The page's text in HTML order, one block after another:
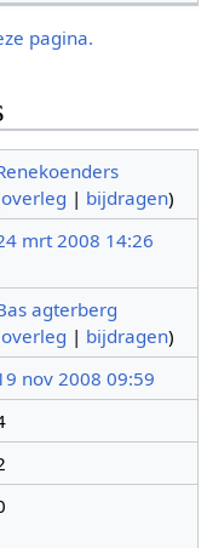
pagina.
overleg | bijdragen)
mrt 2008 14:26
agterberg
overleg | bijdragen)
nov 2008 09:59